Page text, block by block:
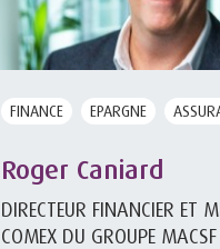
FINANCE EPARGNE
Roger Caniard
DIRECTEUR FINANCIER ET
COMEX DU GROUPE MACSF